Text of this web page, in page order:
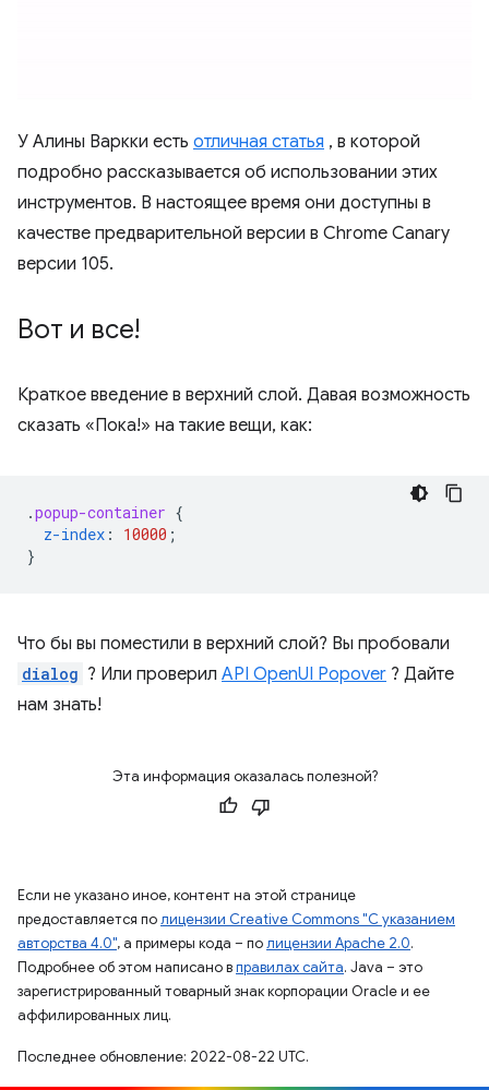
У Алины Варкки есть отличная статья , в которой
подробно рассказывается об использовании этих
инструментов. В настоящее время они доступны в
качестве предварительной версии в Chrome Canary
версии 105.
Вот и все!
Краткое введение в верхний слой. Давая возможность
сказать «Пока!» на такие вещи, как:
.popup-container {
z-index : 10000 ;
}
Что бы вы поместили в верхний слой? Вы пробовали
dialog ? Или проверил API OpenUI Popover ? Дайте
нам знать!
Эта информация оказалась полезной?
Если не указано иное, контент на этой странице
предоставляется полицензии Creative Commons "С указанием
авторства 4.0", а примеры кода – полицензии Apache 2.0.
Подробнее об этом написано вправилах сайта. Java – это
зарегистрированный товарный знак корпорации Oracle и ее
аффилированных лиц.
Последнее обновление: 2022-08-22 UTC.